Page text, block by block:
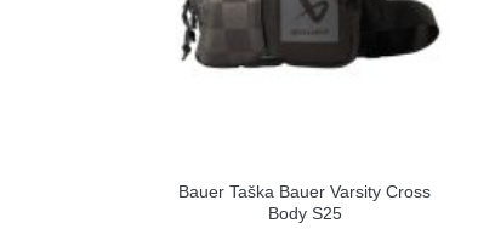
Bauer Taška Bauer Varsity Cross
Body S25